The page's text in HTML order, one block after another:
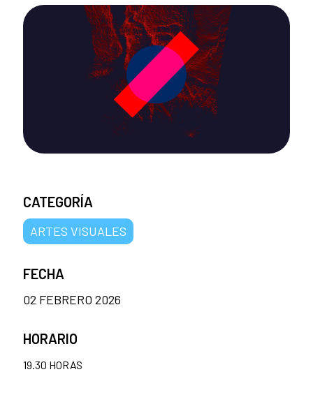
CATEGORÍA
ARTES VISUALES
FECHA
02 FEBRERO 2026
HORARIO
19.30 HORAS